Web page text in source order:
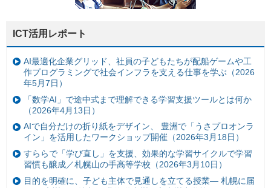
ICT活用レポート
AI最適化企業グリッド、社員の子どもたちが配船ゲームや工
作プログラミングで社会インフラを支える仕事を学ぶ（2026
年5月7日）
「数学AI」で途中式まで理解できる学習支援ツールとは何か
（2026年4月13日）
AIで自分だけの折り紙をデザイン、 豊洲で「うさプロオンラ
イン」を活用したワークショップ開催（2026年3月18日）
すららで「学び直し」を支援、効果的な学習サイクルで学習
習慣も醸成／札幌山の手高等学校（2026年3月10日）
目的を明確に、子ども主体で見通しを立てる授業— 札幌に届